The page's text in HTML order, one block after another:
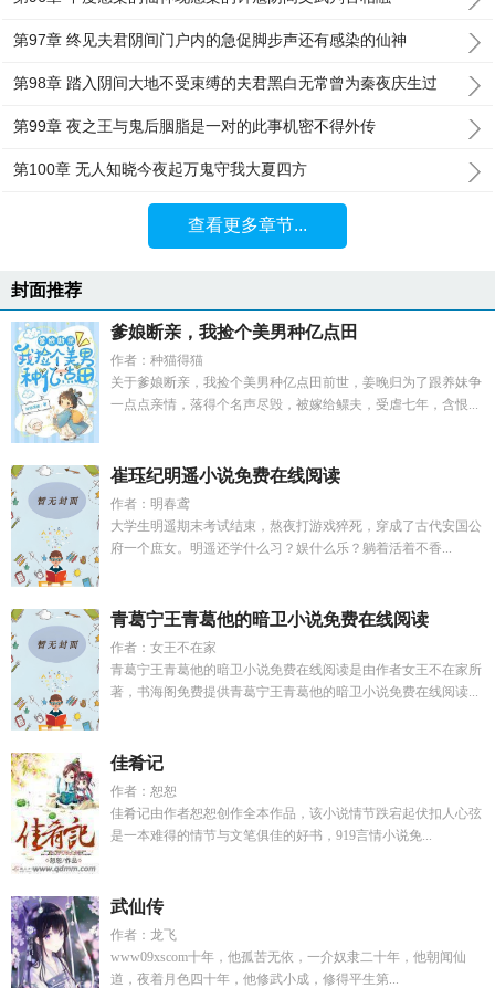
第97章 终见夫君阴间门户内的急促脚步声还有感染的仙神
第98章 踏入阴间大地不受束缚的夫君黑白无常曾为秦夜庆生过
第99章 夜之王与鬼后胭脂是一对的此事机密不得外传
第100章 无人知晓今夜起万鬼守我大夏四方
查看更多章节...
封面推荐
爹娘断亲，我捡个美男种亿点田
作者：种猫得猫
关于爹娘断亲，我捡个美男种亿点田前世，姜晚归为了跟养妹争
一点点亲情，落得个名声尽毁，被嫁给鳏夫，受虐七年，含恨...
崔珏纪明遥小说免费在线阅读
作者：明春鸢
大学生明遥期末考试结束，熬夜打游戏猝死，穿成了古代安国公
府一个庶女。明遥还学什么习？娱什么乐？躺着活着不香...
青葛宁王青葛他的暗卫小说免费在线阅读
作者：女王不在家
青葛宁王青葛他的暗卫小说免费在线阅读是由作者女王不在家所
著，书海阁免费提供青葛宁王青葛他的暗卫小说免费在线阅读...
佳肴记
作者：恕恕
佳肴记由作者恕恕创作全本作品，该小说情节跌宕起伏扣人心弦
是一本难得的情节与文笔俱佳的好书，919言情小说免...
武仙传
作者：龙飞
www09xscom十年，他孤苦无依，一介奴隶二十年，他朝闻仙
道，夜着月色四十年，他修武小成，修得平生第...